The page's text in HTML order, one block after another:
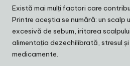
Există mai mulți factori care
Printre aceștia se numără: un scalp
excesivă de sebum, iritarea
alimentația dezechilibrată, stresul
medicamente.